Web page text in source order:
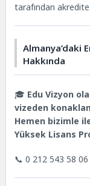
tarafından
Almanya’daki
Hakkında
🎓 Edu Vizyon
vizeden
Hemen bizimle
Yüksek Lisans
📞 0 212 543 58